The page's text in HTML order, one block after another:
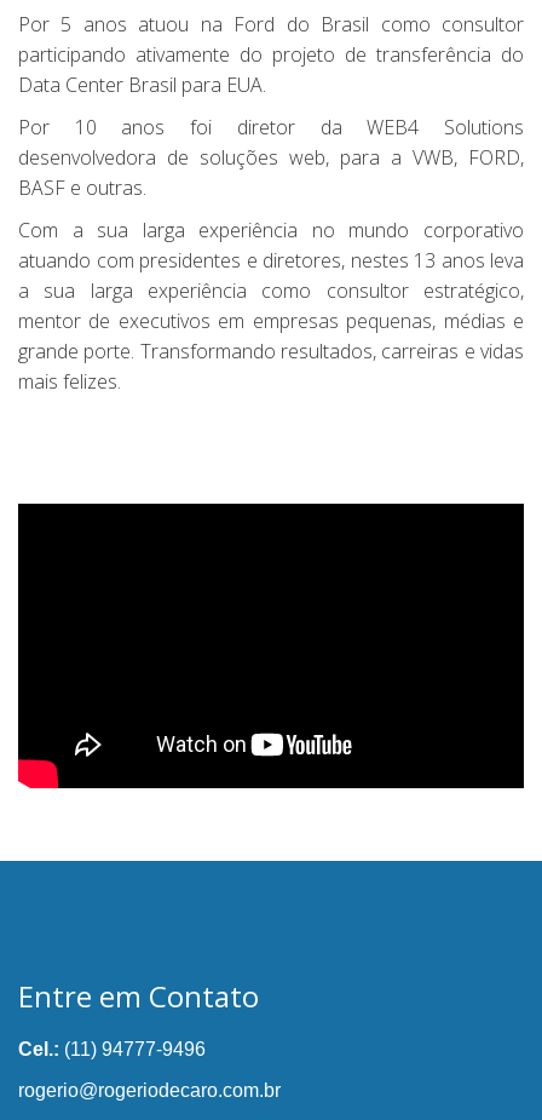
Por 5 anos atuou na Ford do Brasil como consultor
participando ativamente do projeto de transferência do
Data Center Brasil para EUA.
Por 10 anos foi diretor da WEB4 Solutions
desenvolvedora de soluções web, para a VWB, FORD,
BASF e outras.
Com a sua larga experiência no mundo corporativo
atuando com presidentes e diretores, nestes 13 anos leva
a sua larga experiência como consultor estratégico,
mentor de executivos em empresas pequenas, médias e
grande porte. Transformando resultados, carreiras e vidas
mais felizes.
Entre em Contato
Cel.: (11) 94777-9496
rogerio@rogeriodecaro.com.br